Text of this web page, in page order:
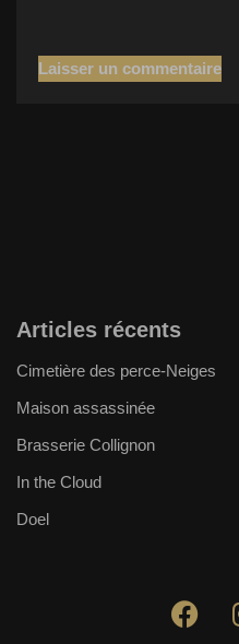
Articles récents
Cimetière des perce-Neiges
Maison assassinée
Brasserie Collignon
In the Cloud
Doel